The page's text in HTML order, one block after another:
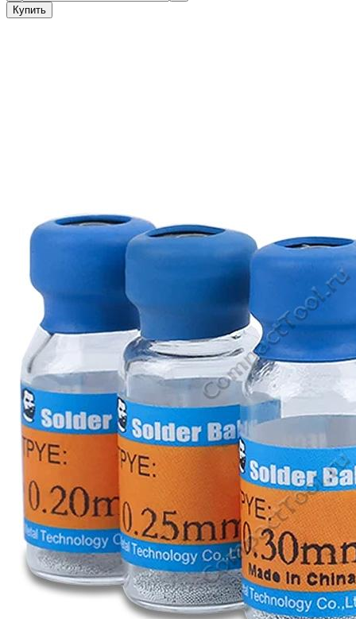
Купить